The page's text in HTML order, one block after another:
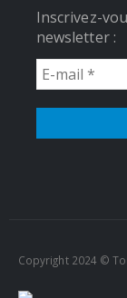
Inscrivez-
newsletter :
Copyright 2024 ©